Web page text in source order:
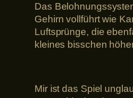
Das
Gehirn vollführt wie
Luftsprünge, die
kleines bisschen
Mir ist das Spiel